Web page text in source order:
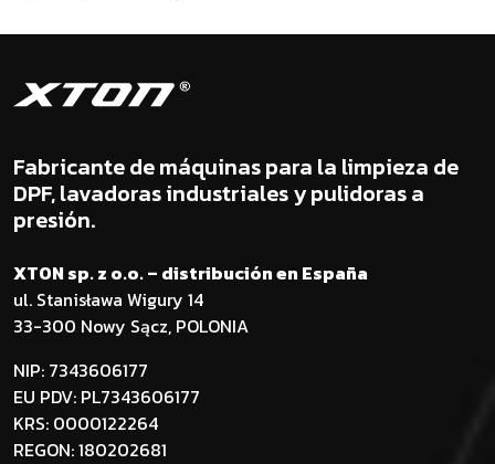
Fabricante de máquinas para la limpieza de
DPF, lavadoras industriales y pulidoras a
presión.
XTON sp. z o.o. – distribución en España
ul. Stanisława Wigury 14
33-300 Nowy Sącz, POLONIA
NIP: 7343606177
EU PDV: PL7343606177
KRS: 0000122264
REGON: 180202681